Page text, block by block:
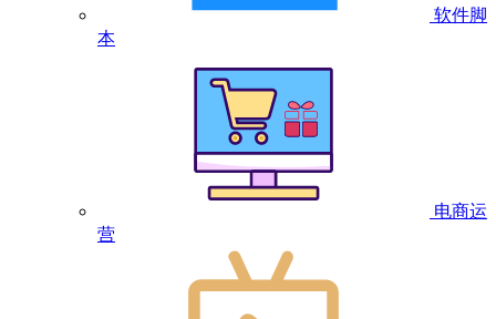
软件脚
本
电商运
营